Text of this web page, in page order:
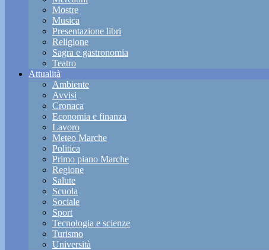
Mostre
Musica
Presentazione libri
Religione
Sagra e gastronomia
Teatro
Attualità
Ambiente
Avvisi
Cronaca
Economia e finanza
Lavoro
Meteo Marche
Politica
Primo piano Marche
Regione
Salute
Scuola
Sociale
Sport
Tecnologia e scienze
Turismo
Università